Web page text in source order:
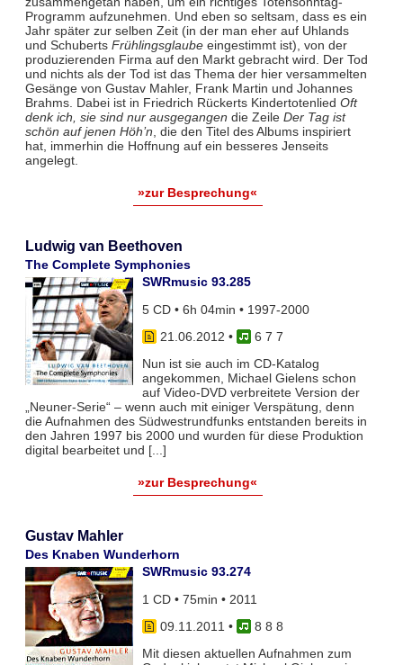
Programm aufzunehmen. Und eben so seltsam, dass es ein
Jahr später zur selben Zeit (in der man eher auf Uhlands
und Schuberts Frühlingsglaubeeingestimmt ist), von der
produzierenden Firma auf den Markt gebracht wird. Der Tod
und nichts als der Tod ist das Thema der hier versammelten
Gesänge von Gustav Mahler, Frank Martin und Johannes
Brahms. Dabei ist in Friedrich Rückerts Kindertotenlied Oft
denk ich, sie sind nur ausgegangen die Zeile Der Tag ist
schön auf jenen Höh’n, die den Titel des Albums inspiriert
hat, immerhin die Hoffnung auf ein besseres Jenseits
angelegt.
»zur Besprechung«
Ludwig van Beethoven
The Complete Symphonies
SWRmusic 93.285
5 CD • 6h 04min • 1997-2000
21.06.2012 •
6 7 7
Nun ist sie auch im CD-Katalog
angekommen, Michael Gielens schon
auf Video-DVD verbreitete Version der
„Neuner-Serie“ – wenn auch mit einiger Verspätung, denn
die Aufnahmen des Südwestrundfunks entstanden bereits in
den Jahren 1997 bis 2000 und wurden für diese Produktion
digital bearbeitet und [...]
»zur Besprechung«
Gustav Mahler
Des Knaben Wunderhorn
SWRmusic 93.274
1 CD • 75min • 2011
09.11.2011 •
8 8 8
Mit diesen aktuellen Aufnahmen zum